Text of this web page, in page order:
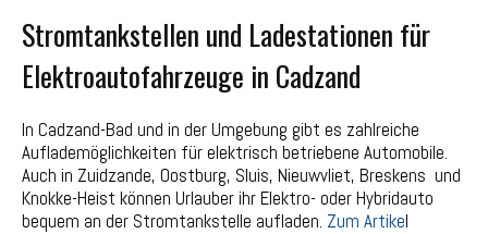
Stromtankstellen und Ladestationen für
Elektroautofahrzeuge in Cadzand
In Cadzand-Bad und in der Umgebung gibt es zahlreiche
Auflademöglichkeiten für elektrisch betriebene Automobile.
Auch in Zuidzande, Oostburg, Sluis, Nieuwvliet, Breskens und
Knokke-Heist können Urlauber ihr Elektro- oder Hybridauto
bequem an der Stromtankstelle aufladen. Zum Artikel